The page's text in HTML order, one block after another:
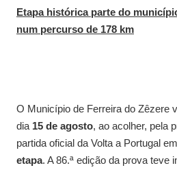
Etapa histórica parte do
num percurso de 178 km
O Município de Ferreira do Zêzere
dia 15 de agosto, ao acolher, pela
partida oficial da Volta a Portugal
etapa. A 86.ª edição da prova teve